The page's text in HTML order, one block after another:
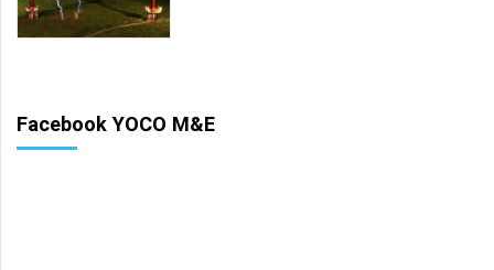
Facebook YOCO M&E